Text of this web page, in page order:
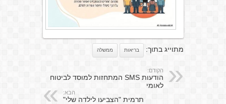
מתוייג בתוך: בריאות ממשלה
הקודם:
הודעות SMS המתחזות למוסד לביטוח
לאומי
הבא:
תרמית "הצביעו לילדה שלי"